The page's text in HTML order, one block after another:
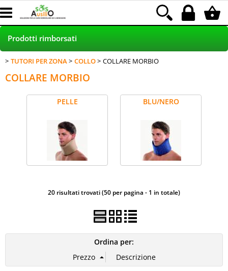
HOME
INCONTINENZA RIMBORSATA LAMal
NOLEGGIO
Prodotti rimborsati
TUTORI PER ZONA COLLO COLLARE MORBIO
COLLARE MORBIO
PELLE BLU/NERO
20 risultati trovati (50 per pagina - 1 in totale)
Ordina per: